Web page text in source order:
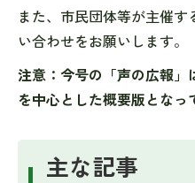
また、市民団体等が主催
い合わせをお願いします。
注意：今号の「声の広報
を中心とした概要版となっ
主な記事